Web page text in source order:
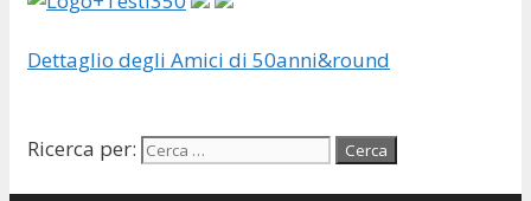
Dettaglio degli Amici di 50anni&round
Ricerca per: